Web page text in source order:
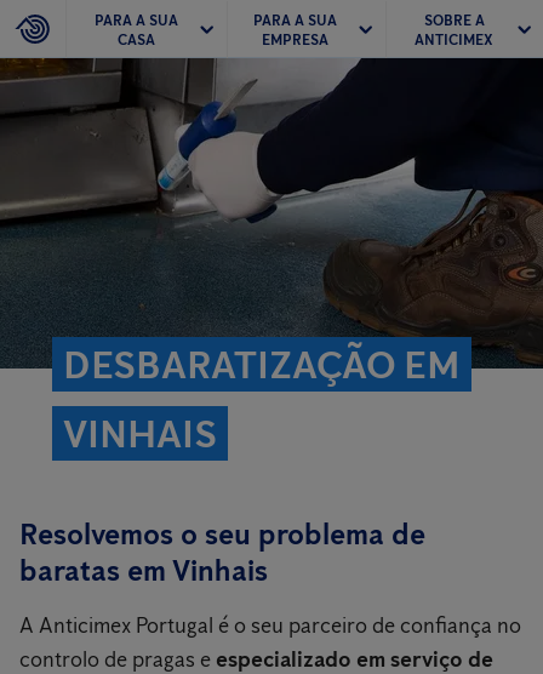
PARA A SUA
CASA
PARA A SUA
EMPRESA
SOBRE A
ANTICIMEX
DESBARATIZAÇÃO EM
VINHAIS
Resolvemos o seu problema de
baratas em Vinhais
A Anticimex Portugal é o seu parceiro de confiança no
controlo de pragas e especializado em serviço de